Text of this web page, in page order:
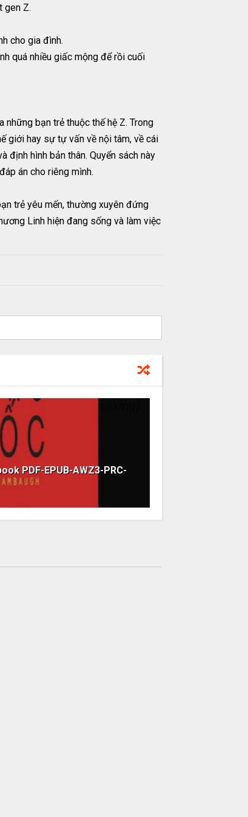
gen Z.
cho gia đình.
quá nhiều giấc mộng để rồi cuối
những bạn trẻ thuộc thế hệ Z. Trong
giới hay sự tự vấn về nội tâm, về cái
định hình bản thân. Quyển sách này
án cho riêng mình.
trẻ yêu mến, thường xuyên đứng
Linh hiện đang sống và làm việc
PDF-EPUB-AWZ3-PRC-